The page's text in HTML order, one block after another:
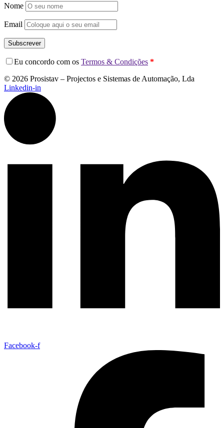
Nome
Email
Subscrever
Eu concordo com os Termos & Condições *
© 2026 Prosistav – Projectos e Sistemas de Automação, Lda
Linkedin-in
Facebook-f